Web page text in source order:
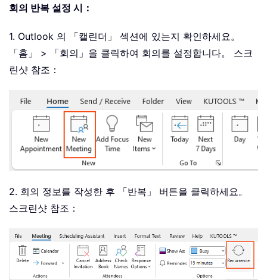
회의 반복 설정 시：
1. Outlook 의 「캘린더」 섹션에 있는지 확인하세요。
「홈」 > 「회의」을 클릭하여 회의를 설정합니다。 스크
린샷 참조：
2. 회의 정보를 작성한 후 「반복」 버튼을 클릭하세요。
스크린샷 참조：